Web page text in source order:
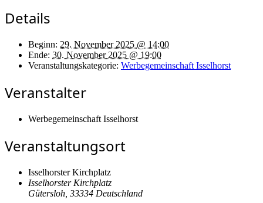
Details
Beginn: 29. November 2025 @ 14:00
Ende: 30. November 2025 @ 19:00
Veranstaltungskategorie: Werbegemeinschaft Isselhorst
Veranstalter
Werbegemeinschaft Isselhorst
Veranstaltungsort
Isselhorster Kirchplatz
Isselhorster Kirchplatz
Gütersloh 33334 Deutschland